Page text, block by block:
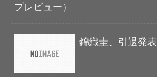
プレビュー）
錦織圭、引退発表